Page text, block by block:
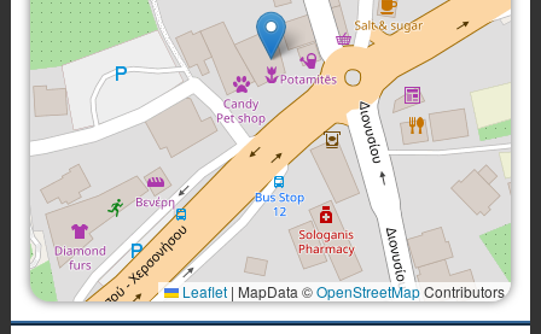
Leaflet | MapData ©OpenStreetMapContributors